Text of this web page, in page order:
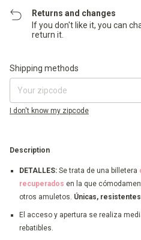
Returns and changes
If you don't like it, you can
return it.
Shipping for zipcode:
Shipping methods
I don't know my zipcode
Description
DETALLES: Se trata de una billetera
recuperados en la que
otros amuletos. Únicas,
El acceso y apertura se realiza
rebatibles.